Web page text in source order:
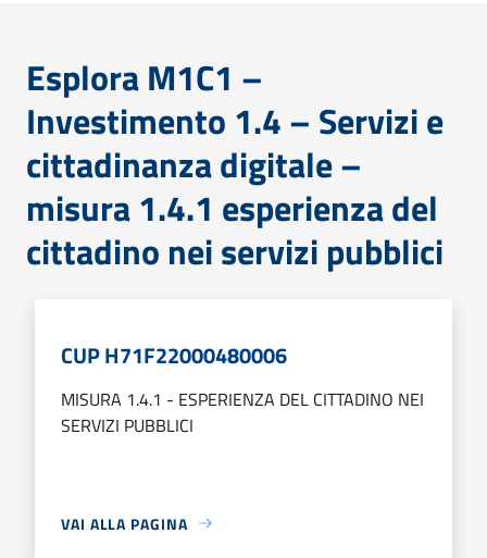
Esplora M1C1 –
Investimento 1.4 – Servizi e
cittadinanza digitale –
misura 1.4.1 esperienza del
cittadino nei servizi pubblici
CUP H71F22000480006
MISURA 1.4.1 - ESPERIENZA DEL CITTADINO NEI
SERVIZI PUBBLICI
VAI ALLA PAGINA